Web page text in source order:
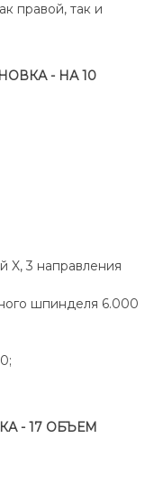
правой, так и
- НА 10
X, 3 направления
шпинделя 6.000
- 17 ОБЪЕМ